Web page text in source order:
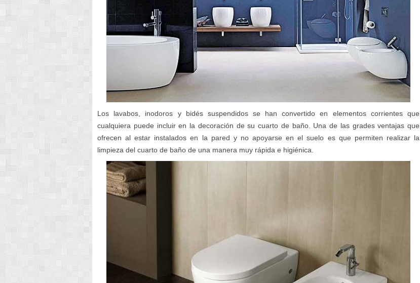
Los lavabos, inodoros y bidés suspendidos se han convertido en elementos corrientes que
cualquiera puede incluir en la decoración de su cuarto de baño. Una de las grades ventajas que
ofrecen al estar instalados en la pared y no apoyarse en el suelo es que permiten realizar la
limpieza del cuarto de baño de una manera muy rápida e higiénica.